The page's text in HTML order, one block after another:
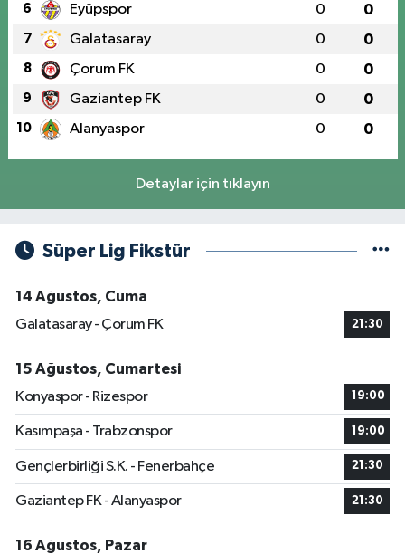
6 Eyüpspor 0 0
7 Galatasaray 0 0
8 Çorum FK 0 0
9 Gaziantep FK 0 0
10 Alanyaspor 0 0
Detaylar için tıklayın
Süper Lig Fikstür
14 Ağustos, Cuma
Galatasaray - Çorum FK
21:30
15 Ağustos, Cumartesi
Konyaspor - Rizespor
19:00
Kasımpaşa - Trabzonspor 19:00
Gençlerbirliği S.K. - Fenerbahçe 21:30
Gaziantep FK - Alanyaspor 21:30
16 Ağustos, Pazar